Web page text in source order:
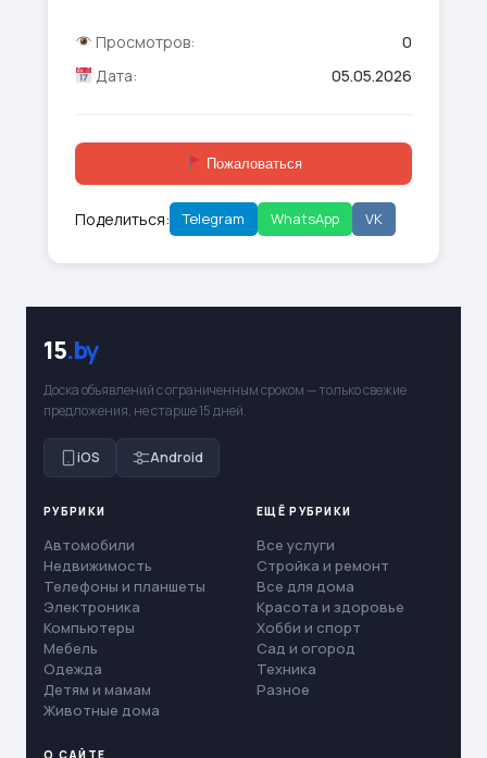
Просмотров:
0
Дата:
05.05.2026
Пожаловаться
Поделиться: Telegram WhatsApp VK
15.by
Доска объявлений с ограниченным сроком — только свежие
предложения, не старше 15 дней.
iOS Android
РУБРИКИ
Автомобили
Недвижимость
Телефоны и планшеты
Электроника
Компьютеры
Мебель
Одежда
Детям и мамам
Животные дома
ЕЩЁ РУБРИКИ
Все услуги
Стройка и ремонт
Все для дома
Красота и здоровье
Хобби и спорт
Сад и огород
Техника
Разное
О САЙТЕ